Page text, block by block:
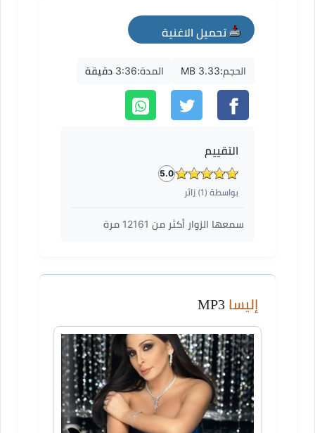
تحميل الاغنية
mp3
الحجم:3.33 MB المدة:3:36 دقيقة
التقييم
5.0
بواسطة ( 1) زائر
سمعها الزوار أكثر من 12161 مرة
إليسا